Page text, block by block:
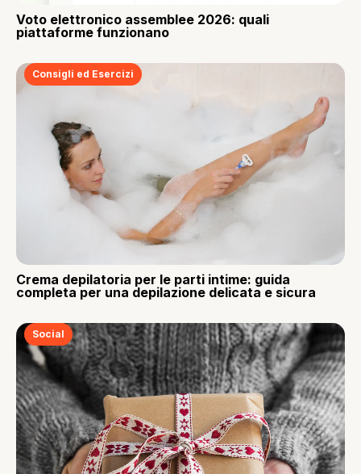
Voto elettronico assemblee 2026: quali
piattaforme funzionano
Consigli ed Esercizi
Crema depilatoria per le parti intime: guida
completa per una depilazione delicata e sicura
Social